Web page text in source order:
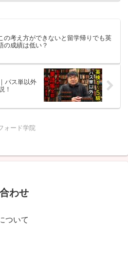
の考え方ができないと留学帰りでも英
の成績は低い？
パス単以外
！
ォード学院
わせ
ついて